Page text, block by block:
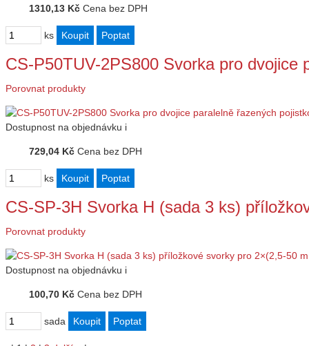
1310,13 Kč Cena bez DPH
ks
CS-P50TUV-2PS800 Svorka pro
Porovnat produkty
Dostupnost na objednávku i
729,04 Kč Cena bez DPH
ks
CS-SP-3H Svorka H (sada 3 ks)
Porovnat produkty
Dostupnost na objednávku i
100,70 Kč Cena bez DPH
sada